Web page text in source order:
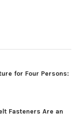
for Four Persons:
Fasteners Are an